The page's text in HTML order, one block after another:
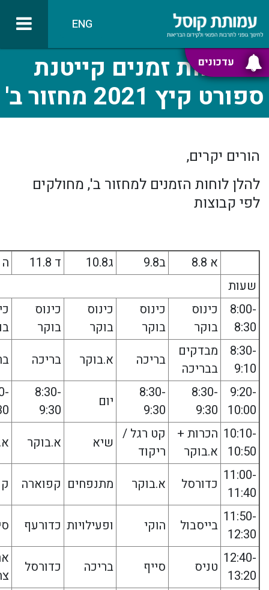
עדכונים
ENG
לוחות זמנים קייטנת
ספורט קיץ 2021 מחזור ב'
הורים יקרים,
להלן לוחות הזמנים למחזור ב', מחולקים
לפי קבוצות
א 8.8 ב9.8 ג10.8 ד 11.8
ה 12.8
שעות
8:00-
8:30
כינוס
בוקר
כינוס
בוקר
כינוס
בוקר
כינוס
בוקר
8:30-
9:10
מבדקים
בבריכה
בריכה א.בוקר בריכה
9:20-
10:00
8:30-
9:30
8:30-
9:30
יום
8:30-
9:30
10:10-
10:50
הכרות +
א.בוקר
קט רגל /
ריקוד
שיא א.בוקר
11:00-
11:40
כדורסל א.בוקר מתנפחים קפוארה
11:50-
12:30
בייסבול הוקי ופעילויות כדורעף
12:40-
13:20
טניס סייף בריכה כדורסל